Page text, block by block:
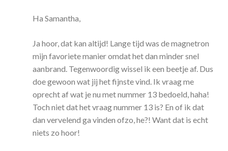
Ha Samantha,
Ja hoor, dat kan altijd! Lange tijd was de magnetron
mijn favoriete manier omdat het dan minder snel
aanbrand. Tegenwoordig wissel ik een beetje af. Dus
doe gewoon wat jij het fijnste vind. Ik vraag me
oprecht af wat je nu met nummer 13 bedoeld, haha!
Toch niet dat het vraag nummer 13 is? En of ik dat
dan vervelend ga vinden ofzo, he?! Want dat is echt
niets zo hoor!